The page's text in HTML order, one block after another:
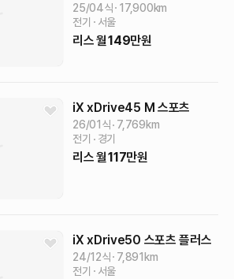
25/04식 17,900km
전기
서울
리스월149만원
iX xDrive45 M 스포츠
26/01식 7,769km
전기
경기
리스월117만원
iX xDrive50 스포츠 플러스
24/12식 7,891 km
전기
서울